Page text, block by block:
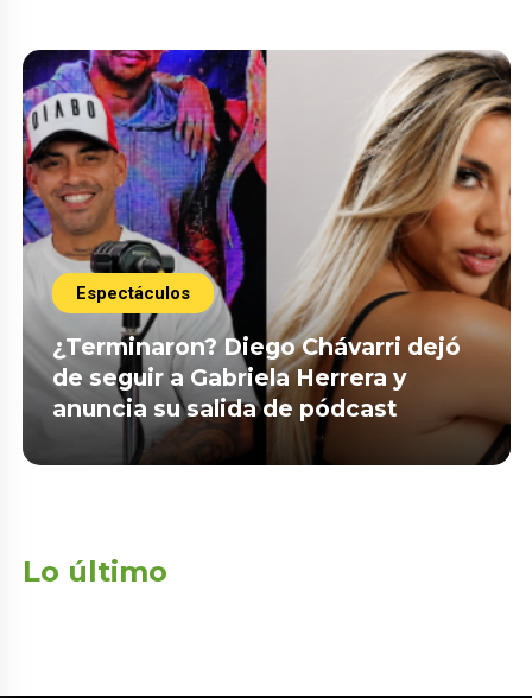
Espectáculos
¿Terminaron? Diego Chávarri dejó
de seguir a Gabriela Herrera y
anuncia su salida de pódcast
Lo último